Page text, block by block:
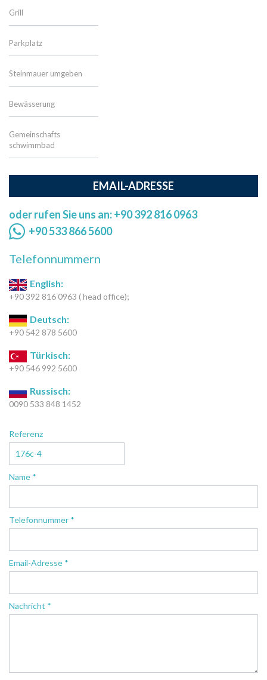
Grill
Parkplatz
Steinmauer umgeben
Bewässerung
Gemeinschafts
schwimmbad
EMAIL-ADRESSE
oder rufen Sie uns an: +90 392 816 0963
+90 533 866 5600
Telefonnummern
English:
+90 392 816 0963 ( head office);
Deutsch:
+90 542 878 5600
Türkisch:
+90 546 992 5600
Russisch:
0090 533 848 1452
Referenz
Name *
Telefonnummer *
Email-Adresse *
Nachricht *